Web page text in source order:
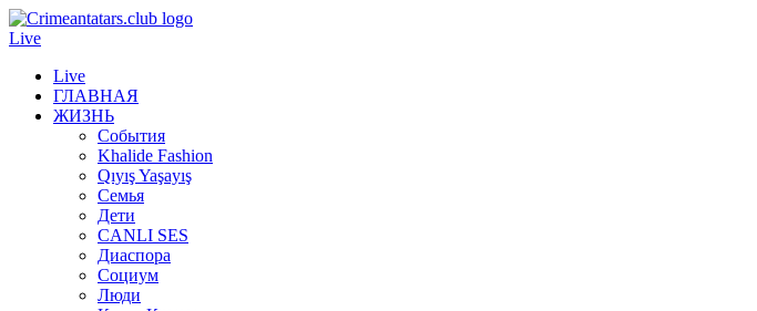
Live
Live
ГЛАВНАЯ
ЖИЗНЬ
События
Khalide Fashion
Qıyış Yaşayış
Семья
Дети
CANLI SES
Диаспора
Социум
Люди